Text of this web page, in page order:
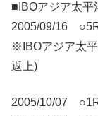
■IBOアジア太平
2005/09/16
※IBOアジア太
返上)
2005/10/07